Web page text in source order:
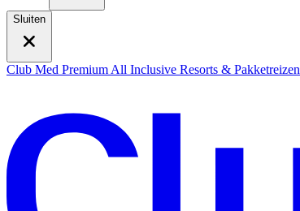
Sluiten
Club Med Premium All Inclusive Resorts & Pakketreizen